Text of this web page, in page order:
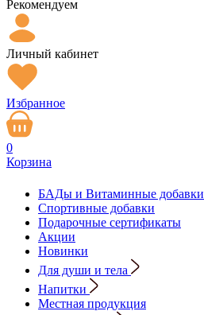
Рекомендуем
Личный кабинет
Избранное
0
Корзина
БАДы и Витаминные добавки
Спортивные добавки
Подарочные сертификаты
Акции
Новинки
Для души и тела
Напитки
Местная продукция